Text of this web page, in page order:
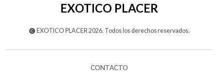
EXOTICO PLACER
EXOTICO PLACER 2026. Todos los derechos reservados.
CONTACTO